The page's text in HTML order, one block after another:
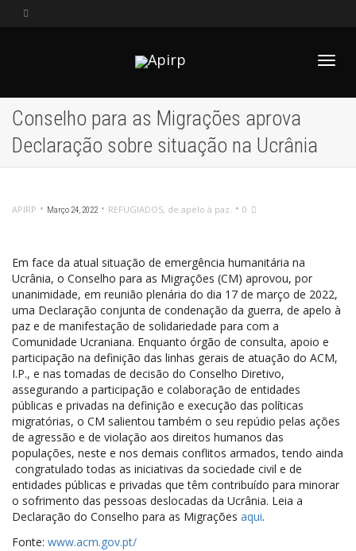
Conselho para as Migrações aprova
Declaração sobre situação na Ucrânia
APIRP • Março 24, 2022 • REFUGIADOS, de apelo à paz. • 0
Em face da atual situação de emergência humanitária na
Ucrânia, o Conselho para as Migrações (CM) aprovou, por
unanimidade, em reunião plenária do dia 17 de março de 2022,
uma Declaração conjunta de condenação da guerra, de apelo à
paz e de manifestação de solidariedade para com a
Comunidade Ucraniana. Enquanto órgão de consulta, apoio e
participação na definição das linhas gerais de atuação do ACM,
I.P., e nas tomadas de decisão do Conselho Diretivo,
assegurando a participação e colaboração de entidades
públicas e privadas na definição e execução das políticas
migratórias, o CM salientou também o seu repúdio pelas ações
de agressão e de violação aos direitos humanos das
populações, neste e nos demais conflitos armados, tendo ainda
congratulado todas as iniciativas da sociedade civil e de
entidades públicas e privadas que têm contribuído para minorar
o sofrimento das pessoas deslocadas da Ucrânia. Leia a
Declaração do Conselho para as Migrações aqui.
Fonte: www.acm.gov.pt/